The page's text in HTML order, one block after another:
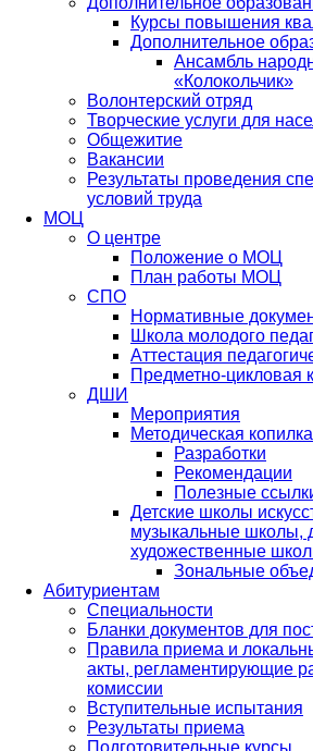
Курсы повышения
Дополнительное
Ансамбль
«Колокольчик»
Волонтерский отряд
Творческие услуги для
Общежитие
Вакансии
Результаты проведения
условий труда
МОЦ
О центре
Положение о МОЦ
План работы МОЦ
СПО
Нормативные
Школа молодого
Аттестация
Предметно-цикловая
ДШИ
Мероприятия
Методическая копилка
Разработки
Рекомендации
Полезные
Детские школы
музыкальные школы,
художественные
Зональные
Абитуриентам
Специальности
Бланки документов для
Правила приема и
акты, регламентирующие
комиссии
Вступительные испытания
Результаты приема
Подготовительные курсы